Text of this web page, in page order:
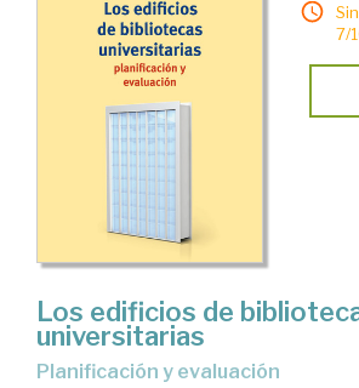
7/
Los edificios de
universitarias
planificación y evaluación